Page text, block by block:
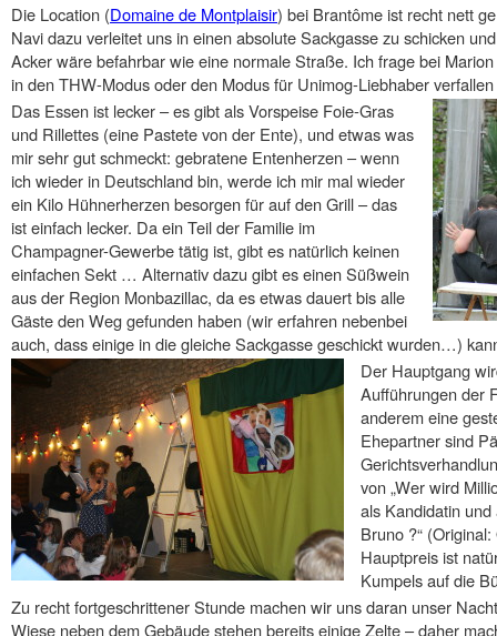
Die Location (Domaine de Montplaisir) bei Brantôme ist recht nett
Navi dazu verleitet uns in einen absolute Sackgasse zu schicken
Acker wäre befahrbar wie eine normale Straße. Ich frage bei
in den THW-Modus oder den Modus für Unimog-Liebhaber
Das Essen ist lecker – es gibt als Vorspeise Foie-Gras
und Rillettes (eine Pastete von der Ente), und etwas was
mir sehr gut schmeckt: gebratene Entenherzen – wenn
ich wieder in Deutschland bin, werde ich mir mal wieder
ein Kilo Hühnerherzen besorgen für auf den Grill – das
ist einfach lecker. Da ein Teil der Familie im
Champagner-Gewerbe tätig ist, gibt es natürlich keinen
einfachen Sekt … Alternativ dazu gibt es einen Süßwein
aus der Region Monbazillac, da es etwas dauert bis alle
Gäste den Weg gefunden haben (wir erfahren nebenbei
auch, dass einige in die gleiche Sackgasse geschickt wurden…)
Der Hauptgang
Aufführungen der
anderem eine
Ehepartner sind
von „Wer wird
als Kandidatin
Bruno ?“
Hauptpreis ist
Kumpels auf die
Zu recht fortgeschrittener Stunde machen wir uns daran unser
Wiese neben dem Gebäude stehen bereits einige Zelte – daher